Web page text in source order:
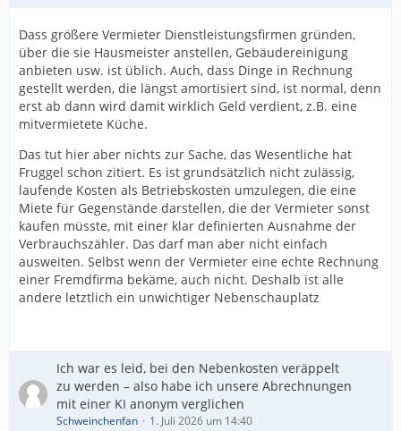
Dass größere Vermieter Dienstleistungsfirmen gründen,
über die sie Hausmeister anstellen, Gebäudereinigung
anbieten usw. ist üblich. Auch, dass Dinge in Rechnung
gestellt werden, die längst amortisiert sind, ist normal, denn
erst ab dann wird damit wirklich Geld verdient, z.B. eine
mitvermietete Küche.
Das tut hier aber nichts zur Sache, das Wesentliche hat
Fruggel schon zitiert. Es ist grundsätzlich nicht zulässig,
laufende Kosten als Betriebskosten umzulegen, die eine
Miete für Gegenstände darstellen, die der Vermieter sonst
kaufen müsste, mit einer klar definierten Ausnahme der
Verbrauchszähler. Das darf man aber nicht einfach
ausweiten. Selbst wenn der Vermieter eine echte Rechnung
einer Fremdfirma bekäme, auch nicht. Deshalb ist alle
andere letztlich ein unwichtiger Nebenschauplatz
Ich war es leid, bei den Nebenkosten veräppelt
zu werden – also habe ich unsere Abrechnungen
mit einer KI anonym verglichen
Schweinchenfan 1. Juli 2026 um 14:40